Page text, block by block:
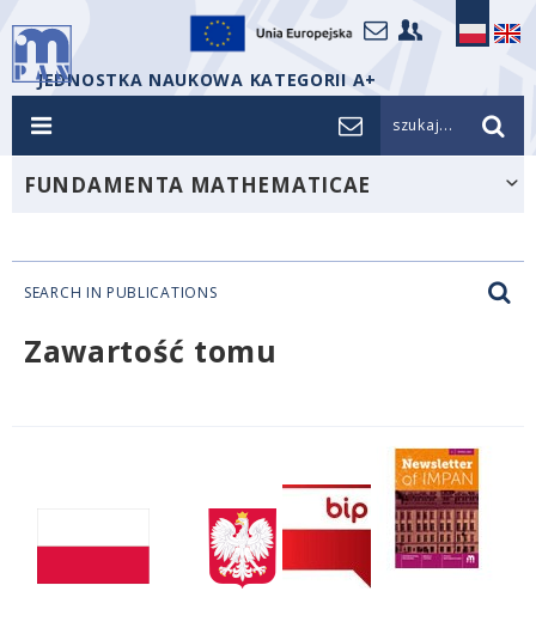
JEDNOSTKA NAUKOWA KATEGORII A+
szukaj...
FUNDAMENTA MATHEMATICAE
SEARCH IN PUBLICATIONS
Zawartość tomu